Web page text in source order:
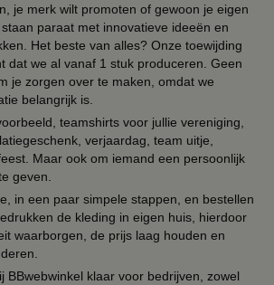
je merk wilt promoten of gewoon je eigen
paraat met innovatieve ideeën en
Het beste van alles? Onze toewijding
dat we al vanaf 1 stuk produceren. Geen
je zorgen over te maken, omdat we
belangrijk is.
teamshirts voor jullie vereniging,
verjaardag, team uitje,
Maar ook om iemand een persoonlijk
geven.
in een paar simpele stappen, en bestellen
de kleding in eigen huis, hierdoor
waarborgen, de prijs laag houden en
BBwebwinkel klaar voor bedrijven, zowel